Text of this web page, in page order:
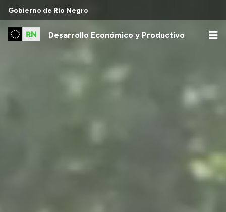
Gobierno de Río Negro
Desarrollo Económico y Productivo